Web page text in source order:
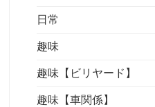
日常
趣味
趣味【ビリヤード】
趣味【車関係】